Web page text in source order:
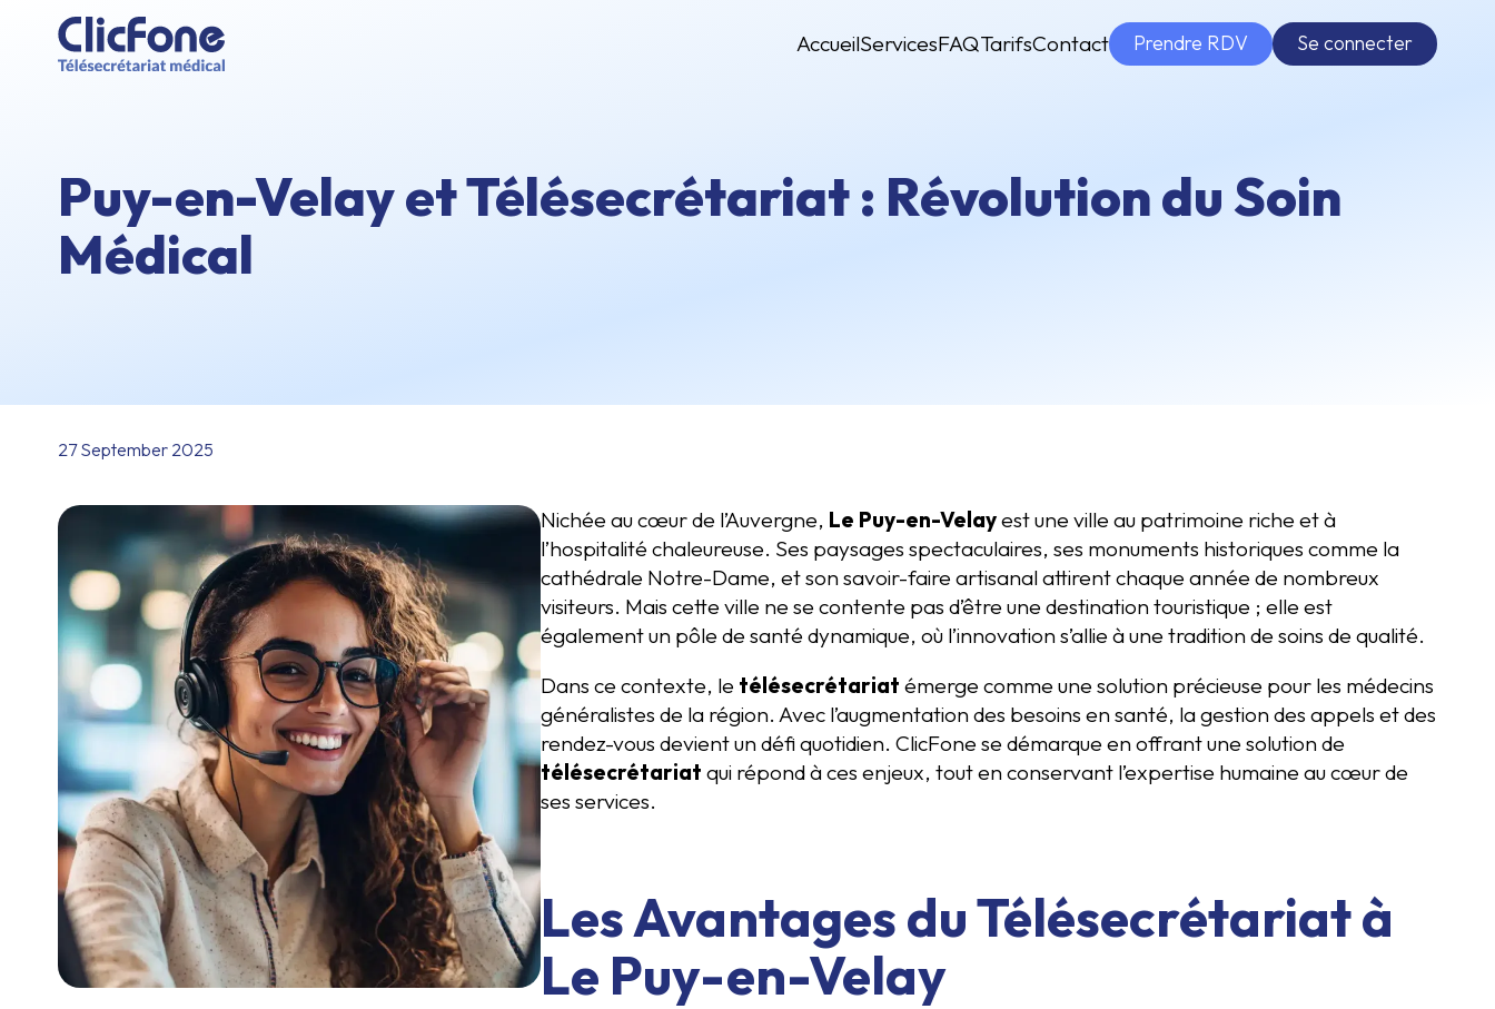
AccueilServicesFAQTarifsContact Prendre RDV Se connecter
Puy-en-Velay et Télésecrétariat : Révolution du Soin
Médical
27 September 2025
Nichée au cœur de l’Auvergne, Le Puy-en-Velayest une ville au patrimoine riche et à
l’hospitalité chaleureuse. Ses paysages spectaculaires, ses monuments historiques comme la
cathédrale Notre-Dame, et son savoir-faire artisanal attirent chaque année de nombreux
visiteurs. Mais cette ville ne se contente pas d’être une destination touristique ; elle est
également un pôle de santé dynamique, où l’innovation s’allie à une tradition de soins de qualité.
Dans ce contexte, le télésecrétariat émerge comme une solution précieuse pour les médecins
généralistes de la région. Avec l’augmentation des besoins en santé, la gestion des appels et des
rendez-vous devient un défi quotidien. ClicFone se démarque en offrant une solution de
télésecrétariat qui répond à ces enjeux, tout en conservant l’expertise humaine au cœur de
ses services.
Les Avantages du Télésecrétariat à
Le Puy-en-Velay